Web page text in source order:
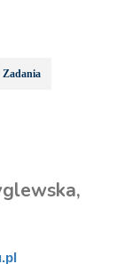
Zadania